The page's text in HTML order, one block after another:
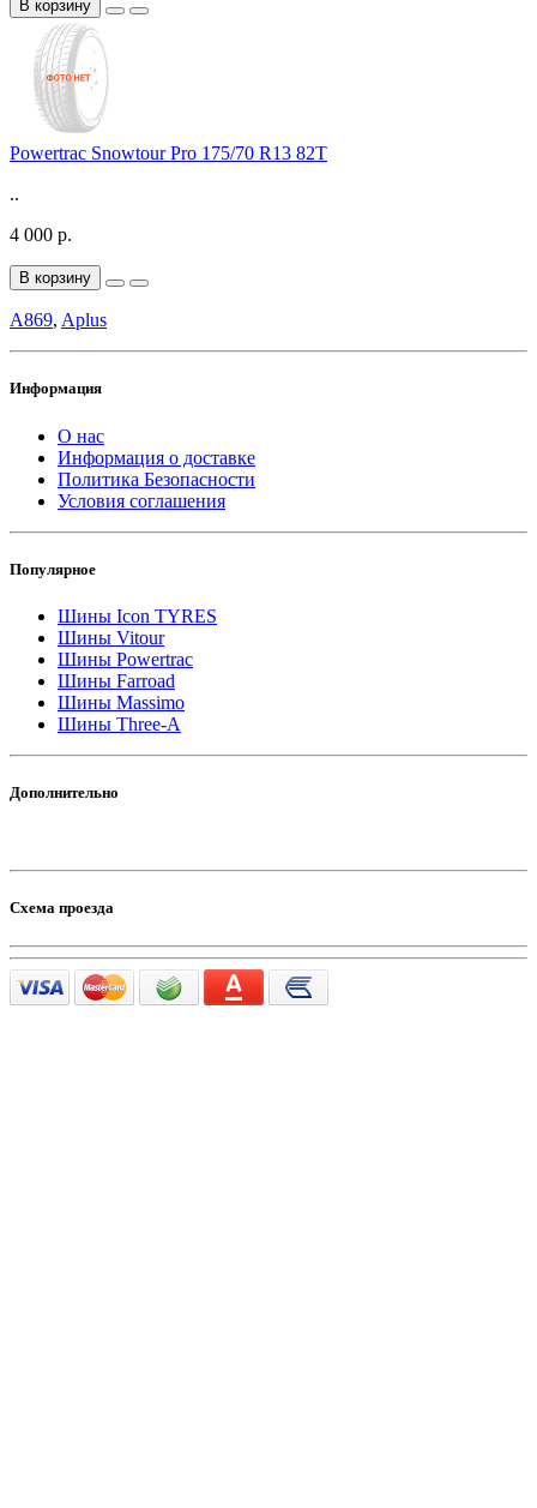
В корзину
Powertrac Snowtour Pro 175/70 R13 82T
..
4 000 р.
В корзину
A869, Aplus
Информация
О нас
Информация о доставке
Политика Безопасности
Условия соглашения
Популярное
Шины Icon TYRES
Шины Vitour
Шины Powertrac
Шины Farroad
Шины Massimo
Шины Three-A
Дополнительно
Схема проезда